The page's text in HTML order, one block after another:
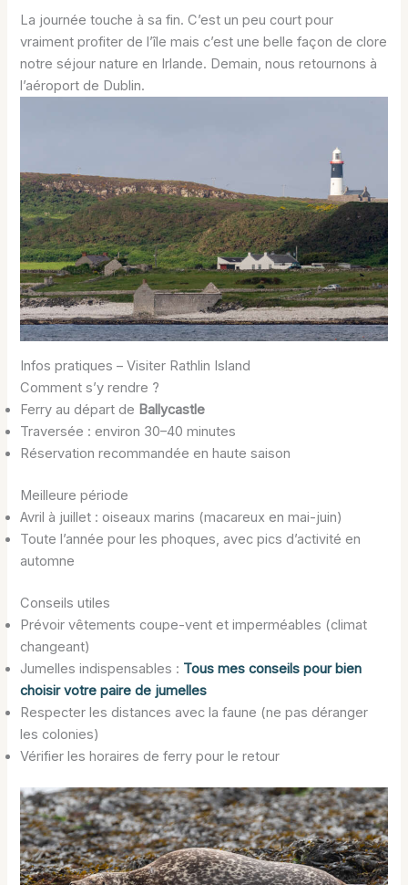
La journée touche à sa fin. C’est un peu court pour
vraiment profiter de l’île mais c’est une belle façon de clore
notre séjour nature en Irlande. Demain, nous retournons à
l’aéroport de Dublin.
Infos pratiques – Visiter Rathlin Island
Comment s’y rendre ?
Ferry au départ de Ballycastle
Traversée : environ 30–40 minutes
Réservation recommandée en haute saison
Meilleure période
Avril à juillet : oiseaux marins (macareux en mai-juin)
Toute l’année pour les phoques, avec pics d’activité en
automne
Conseils utiles
Prévoir vêtements coupe-vent et imperméables (climat
changeant)
Jumelles indispensables : Tous mes conseils pour bien
choisir votre paire de jumelles
Respecter les distances avec la faune (ne pas déranger
les colonies)
Vérifier les horaires de ferry pour le retour